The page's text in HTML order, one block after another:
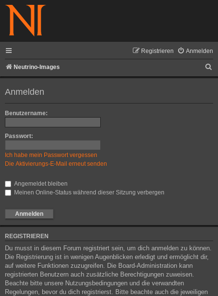
Anmelden
Registrieren
Neutrino-Images
u
Anmelden
Benutzername:
Passwort:
Ich habe mein Passwort vergessen
Die Aktivierungs-E-Mail erneut senden
Angemeldet bleiben
Meinen Online-Status während dieser Sitzung verbergen
REGISTRIEREN
Du musst in diesem Forum registriert sein, um dich anmelden zu können.
Die Registrierung ist in wenigen Augenblicken erledigt und ermöglicht dir,
auf weitere Funktionen zuzugreifen. Die Board-Administration kann
registrierten Benutzern auch zusätzliche Berechtigungen zuweisen.
Beachte bitte unsere Nutzungsbedingungen und die verwandten
Regelungen, bevor du dich registrierst. Bitte beachte auch die jeweiligen